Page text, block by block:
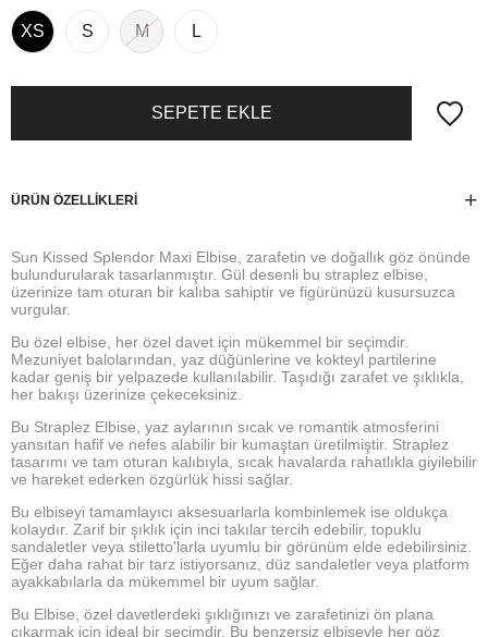
XS S M L
ÜRÜN ÖZELLIKLERI
Sun Kissed Splendor Maxi Elbise, zarafetin ve doğallık göz önünde
bulundurularak tasarlanmıştır. Gül desenli bu straplez elbise,
üzerinize tam oturan bir kalıba sahiptir ve figürünüzü kusursuzca
vurgular.
Bu özel elbise, her özel davet için mükemmel bir seçimdir.
Mezuniyet balolarından, yaz düğünlerine ve kokteyl partilerine
kadar geniş bir yelpazede kullanılabilir. Taşıdığı zarafet ve şıklıkla,
her bakışı üzerinize çekeceksiniz.
Bu Straplez Elbise, yaz aylarının sıcak ve romantik atmosferini
yansıtan hafif ve nefes alabilir bir kumaştan üretilmiştir. Straplez
tasarımı ve tam oturan kalıbıyla, sıcak havalarda rahatlıkla giyilebilir
ve hareket ederken özgürlük hissi sağlar.
Bu elbiseyi tamamlayıcı aksesuarlarla kombinlemek ise oldukça
kolaydır. Zarif bir şıklık için inci takılar tercih edebilir, topuklu
sandaletler veya stiletto'larla uyumlu bir görünüm elde edebilirsiniz.
Eğer daha rahat bir tarz istiyorsanız, düz sandaletler veya platform
ayakkabılarla da mükemmel bir uyum sağlar.
Bu Elbise, özel davetlerdeki şıklığınızı ve zarafetinizi ön plana
çıkarmak için ideal bir seçimdir. Bu benzersiz elbiseyle her göz